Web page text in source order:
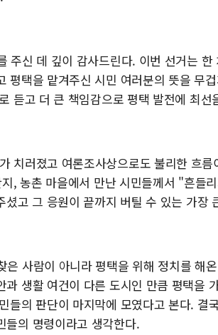
신 데 깊이 감사드린다. 이번 선거는 한
평택을 맡겨주신 시민 여러분의 뜻을 무
듣고 더 큰 책임감으로 평택 발전에 최선
치러졌고 여론조사상으로도 불리한 흐름
, 농촌 마을에서 만난 시민들께서 "흔들
고 그 응원이 끝까지 버틸 수 있는 가장
사람이 아니라 평택을 위해 정치를 해
생활 여건이 다른 도시인 만큼 평택을
들의 판단이 마지막에 모였다고 본다. 결
들의 명령이라고 생각한다.